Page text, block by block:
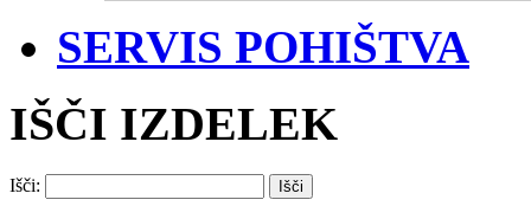
SERVIS POHIŠTVA
IŠČI IZDELEK
Išči: